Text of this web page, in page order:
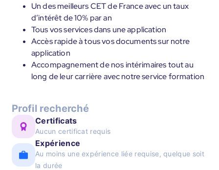
Un des meilleurs CET de France avec un taux
d’intérêt de 10% par an
Tous vos services dans une application
Accès rapide à tous vos documents sur notre
application
Accompagnement de nos intérimaires tout au
long de leur carrière avec notre service formation
Profil recherché
Certificats
Aucun certificat requis
Expérience
Au moins une expérience liée requise, quelque soit
la durée